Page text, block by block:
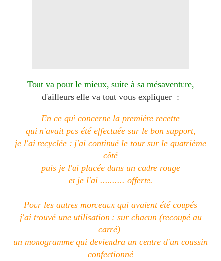
Tout va pour le mieux, suite à sa mésaventure,
d'ailleurs elle va tout vous expliquer :
En ce qui concerne la première recette
qui n'avait pas été effectuée sur le bon support,
je l'ai recyclée : j'ai continué le tour sur le quatrième
côté
puis je l'ai placée dans un cadre rouge
et je l'ai .......... offerte.
Pour les autres morceaux qui avaient été coupés
j'ai trouvé une utilisation : sur chacun (recoupé au
carré)
un monogramme qui deviendra un centre d'un coussin
confectionné